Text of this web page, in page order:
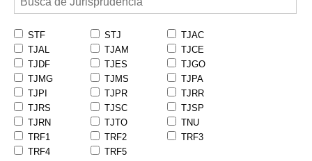
STF STJ
TJAC
TJAL
TJAM
TJCE
TJDF
TJES
TJGO
TJMG
TJMS
TJPA
TJPI
TJPR
TJRR
TJRS
TJSC
TJSP
TJRN
TJTO
TNU
TRF1
TRF2
TRF3
TRF4
TRF5